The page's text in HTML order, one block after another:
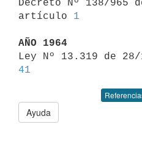
Decreto Nº 138/965
artículo 1
AÑO 1964
41
Ayuda